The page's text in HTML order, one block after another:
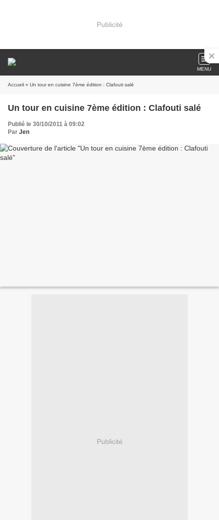
Publicité
MENU
Accueil » Un tour en cuisine 7ème édition : Clafouti salé
Un tour en cuisine 7ème édition : Clafouti salé
Publié le 30/10/2011 à 09:02
Par Jen
Publicité